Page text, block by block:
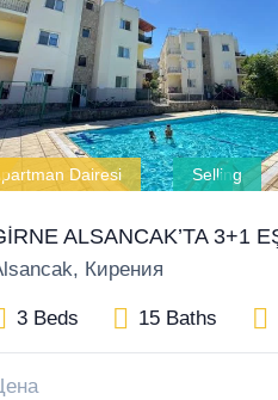
Dairesi Selling
Кирения
3 Beds 15 Baths